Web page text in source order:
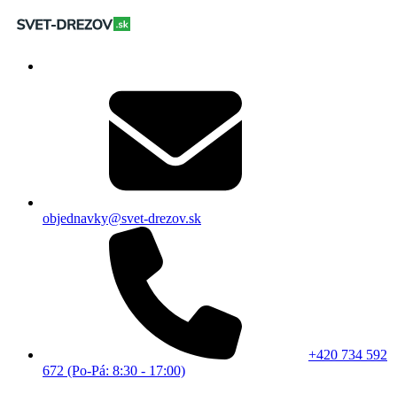
objednavky@svet-drezov.sk
+420 734 592
672 (Po-Pá: 8:30 - 17:00)